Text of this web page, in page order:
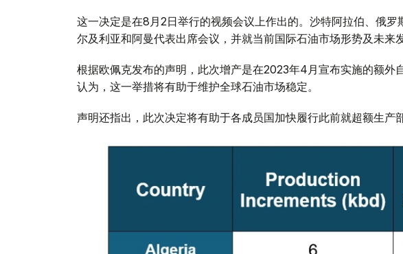
这一决定是在8月2日举行的视频会议上作出的。沙特阿拉伯、俄
尔及利亚和阿曼代表出席会议，并就当前国际石油市场形势及未来
根据欧佩克发布的声明，此次增产是在2023年4月宣布实施的额外
认为，这一举措将有助于维护全球石油市场稳定。
声明还指出，此次决定将有助于各成员国加快履行此前就超额生产